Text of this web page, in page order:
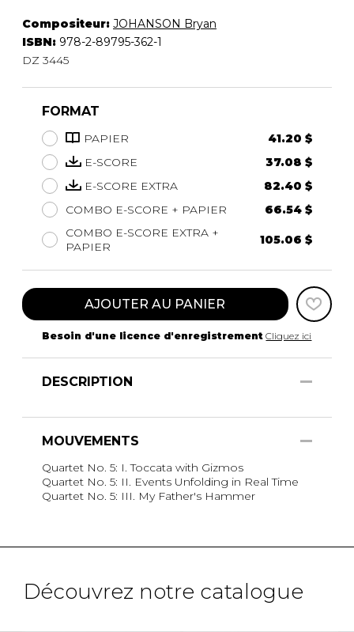
Compositeur: JOHANSON Bryan
ISBN: 978-2-89795-362-1
DZ 3445
FORMAT
PAPIER
41.20 $
E-SCORE
37.08 $
E-SCORE EXTRA
82.40 $
COMBO E-SCORE + PAPIER
66.54 $
COMBO E-SCORE EXTRA +
PAPIER
105.06 $
AJOUTER AU PANIER
Besoin d'une licence d'enregistrement Cliquez ici
DESCRIPTION
MOUVEMENTS
Quartet No. 5: I. Toccata with Gizmos
Quartet No. 5: II. Events Unfolding in Real Time
Quartet No. 5: III. My Father's Hammer
Découvrez notre catalogue